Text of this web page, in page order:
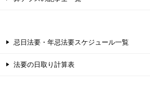
忌日法要・年忌法要スケジュール一覧
法要の日取り計算表